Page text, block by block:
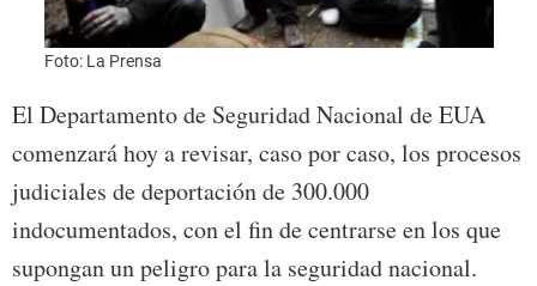
Foto: La Prensa
El Departamento de Seguridad Nacional de EUA
comenzará hoy a revisar, caso por caso, los procesos
judiciales de deportación de 300.000
indocumentados, con el fin de centrarse en los que
supongan un peligro para la seguridad nacional.